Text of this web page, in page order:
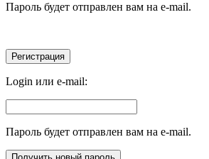
Пароль будет отправлен вам на e-mail.
Login или e-mail:
Пароль будет отправлен вам на e-mail.